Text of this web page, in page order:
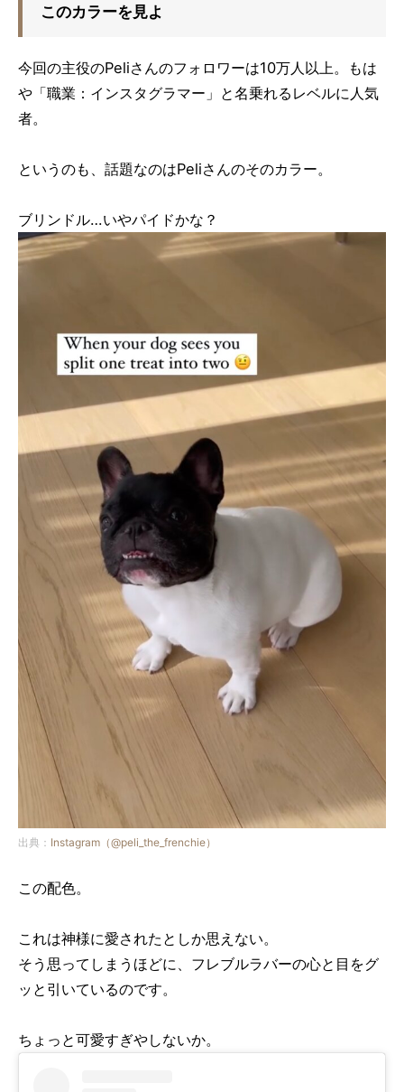
このカラーを見よ
今回の主役のPeliさんのフォロワーは10万人以上。もは
や「職業：インスタグラマー」と名乗れるレベルに人気
者。
というのも、話題なのはPeliさんのそのカラー。
ブリンドル…いやパイドかな？
出典： Instagram（@peli_the_frenchie）
この配色。
これは神様に愛されたとしか思えない。
そう思ってしまうほどに、フレブルラバーの心と目をグ
ッと引いているのです。
ちょっと可愛すぎやしないか。